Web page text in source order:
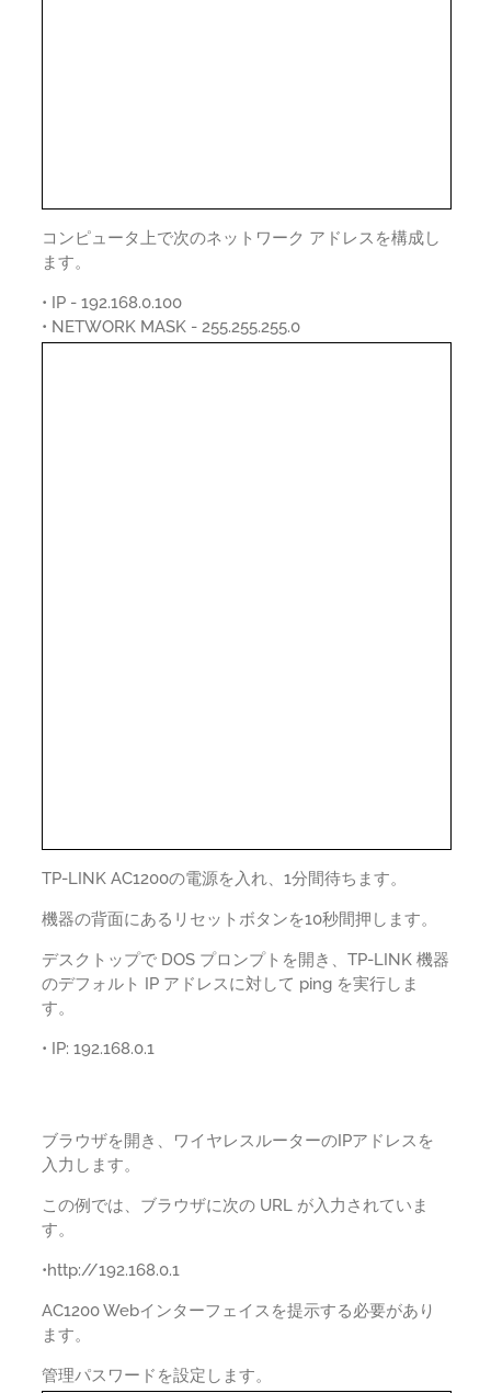
コンピュータ上で次のネットワーク アドレスを構成し
ます。
• IP - 192.168.0.100
• NETWORK MASK - 255.255.255.0
TP-LINK AC1200の電源を入れ、1分間待ちます。
機器の背面にあるリセットボタンを10秒間押します。
デスクトップで DOS プロンプトを開き、TP-LINK 機器
のデフォルト IP アドレスに対して ping を実行しま
す。
• IP: 192.168.0.1
ブラウザを開き、ワイヤレスルーターのIPアドレスを
入力します。
この例では、ブラウザに次の URL が入力されていま
す。
•http://192.168.0.1
AC1200 Webインターフェイスを提示する必要があり
ます。
管理パスワードを設定します。